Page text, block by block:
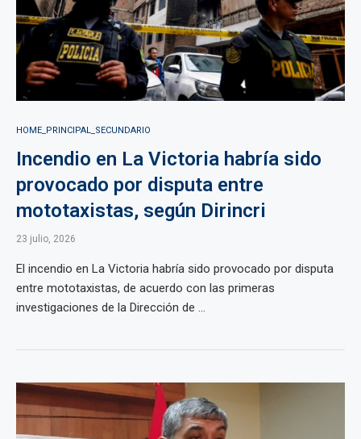
HOME_PRINCIPAL_SECUNDARIO
Incendio en La Victoria habría sido
provocado por disputa entre
mototaxistas, según Dirincri
23 julio, 2026
El incendio en La Victoria habría sido provocado por disputa
entre mototaxistas, de acuerdo con las primeras
investigaciones de la Dirección de ...